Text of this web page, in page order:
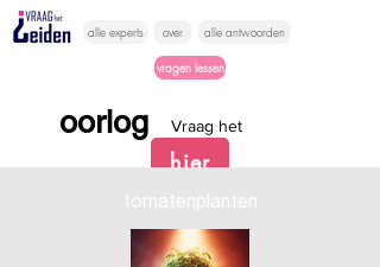
alle experts over alle antwoorden
vragen lessen
Vraag het
hier
oorlog
tomatenplanten